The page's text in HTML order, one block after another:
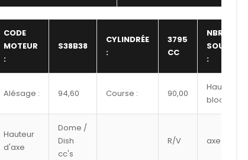
CODE
MOTEUR
:
S38B38
CYLINDRÉE
:
3795
CC
NBR
SOUPAPE
:
Alésage : 94,60 Course : 90,00
Hauteur
bloc :
Hauteur
d'axe
Dome /
Dish
cc's
R/V axe